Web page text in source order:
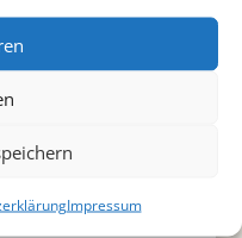
Impressum
Treffen teil.
der
das Amt an Frau
besondere die
Amtszeit hervor und